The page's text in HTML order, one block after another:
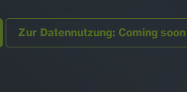
Zur Datennutzung: Coming soon